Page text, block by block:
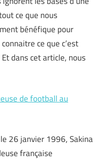
ce que nous
bénéfique pour
ce que c’est
dans cet article, nous
de football au
26 janvier 1996, Sakina
française